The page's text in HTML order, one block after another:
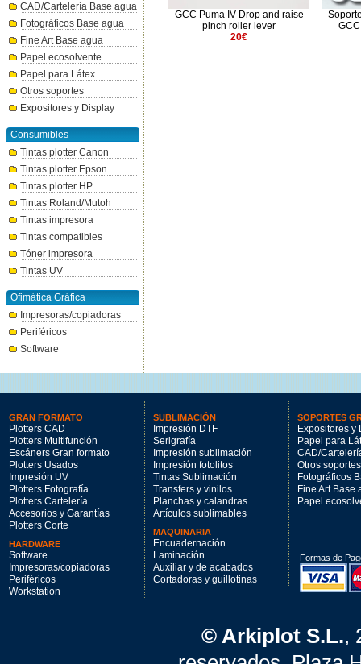
CAD/Cartelería Base agua
Fotográficos Base agua
Fine Art Base agua
Papel ecosolvente
Papel para Látex
Otros soportes
Expositores y Display
Consumibles
Tintas plotter Canon
Tintas plotter Epson
Tintas plotter HP
Tintas Roland/Mutoh
Tintas impresora
Tintas compatibles
Tóner impresora
Tintas UV
Ofimática Gráfica
Impresoras/copiadoras
Periféricos
Software
GCC Sistema rollo a rollo
opcional
2400€
GCC Puma IV Drop and raise
pinch roller lever
20€
GRAN FORMATO
Plotters CAD
Plotters Multifunción
Escáners Gran formato
Plotters Usados
Impresión UV
Plotters Fotografía
Plotters Cartelería
Accesorios y Garantías
Plotters Corte
HARDWARE
Software
Impresoras/copiadoras
Periféricos
Workstation
SUBLIMACIÓN
Impresión DTF
Serigrafía
Impresión sublimación
Impresión fotolitos
Tintas Sublimación
Transfers y vinilos
Planchas y calandras
Artículos sublimables
MAQUINARIA
Encuadernación
Laminación
Auxiliar y de acabados
Cortadoras y guillotinas
SOPORTES
Expositores y
Papel para
CAD/
Otros soportes
Fotográficos
Fine Art Base
Papel
Formas de
© Arkiplot S.L.,